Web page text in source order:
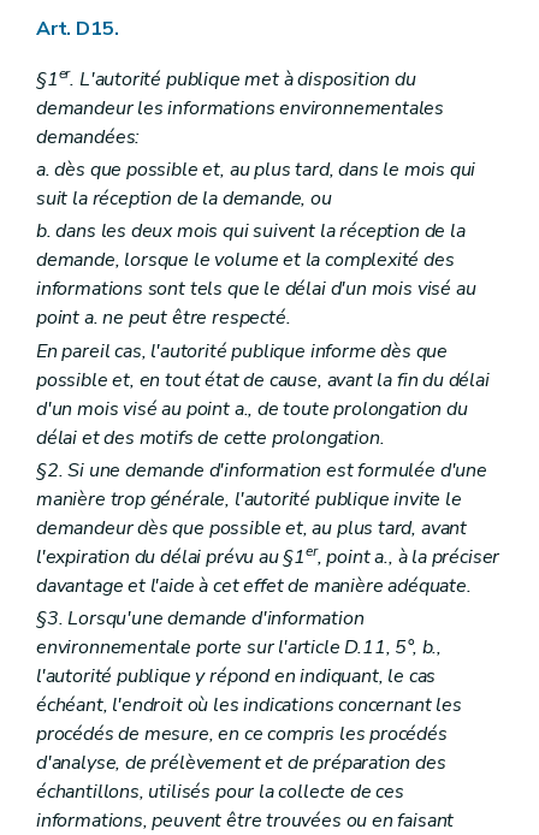
Chapitre III
Section première
Art. R 95
Art. R 96
Art. R 97
Art. R 98
Art. R 99
Art. R 100
Section 2 Agrément des laboratoires – AGW du 5 décembre 2008, art. 1
Art. R 101
Art. R 102
Art. R 103
Art. R 104
Art. R 105
Section 3
Protocoles d'analyse – AGW du 5 décembre 2008, art. 1
Art. R 106
Art. R 107
Art. R 108
Chapitre IV Modalités relatives à la transaction – AGW du 5 décembre 2008, art. 1
Art. R 109
Art. R 111
Art.R 112
Art.R 112 bis
Art. R 113
Chapitre V Modalités relatives aux amendes administratives – AGW du 5 décembre 2008, art. 1
Art. R 114
Art. R 115
Chapitre VI Fonds pour la protection de l'environnement, section incivilités environnementales – AGW du 5 décembre 2008, art. 1
Art. R 116
Annexe
Annexe
Annexe
Art. D15.
§1er. L'autorité publique met à disposition du
demandeur les informations environnementales
demandées:
a. dès que possible et, au plus tard, dans le mois qui
suit la réception de la demande, ou
b. dans les deux mois qui suivent la réception de la
demande, lorsque le volume et la complexité des
informations sont tels que le délai d'un mois visé au
point a. ne peut être respecté.
En pareil cas, l'autorité publique informe dès que
possible et, en tout état de cause, avant la fin du délai
d'un mois visé au point a., de toute prolongation du
délai et des motifs de cette prolongation.
§2. Si une demande d'information est formulée d'une
manière trop générale, l'autorité publique invite le
demandeur dès que possible et, au plus tard, avant
l'expiration du délai prévu au §1er, point a., à la préciser
davantage et l'aide à cet effet de manière adéquate.
§3. Lorsqu'une demande d'information
environnementale porte sur l'article D.11, 5°, b.,
l'autorité publique y répond en indiquant, le cas
échéant, l'endroit où les indications concernant les
procédés de mesure, en ce compris les procédés
d'analyse, de prélèvement et de préparation des
échantillons, utilisés pour la collecte de ces
informations, peuvent être trouvées ou en faisant